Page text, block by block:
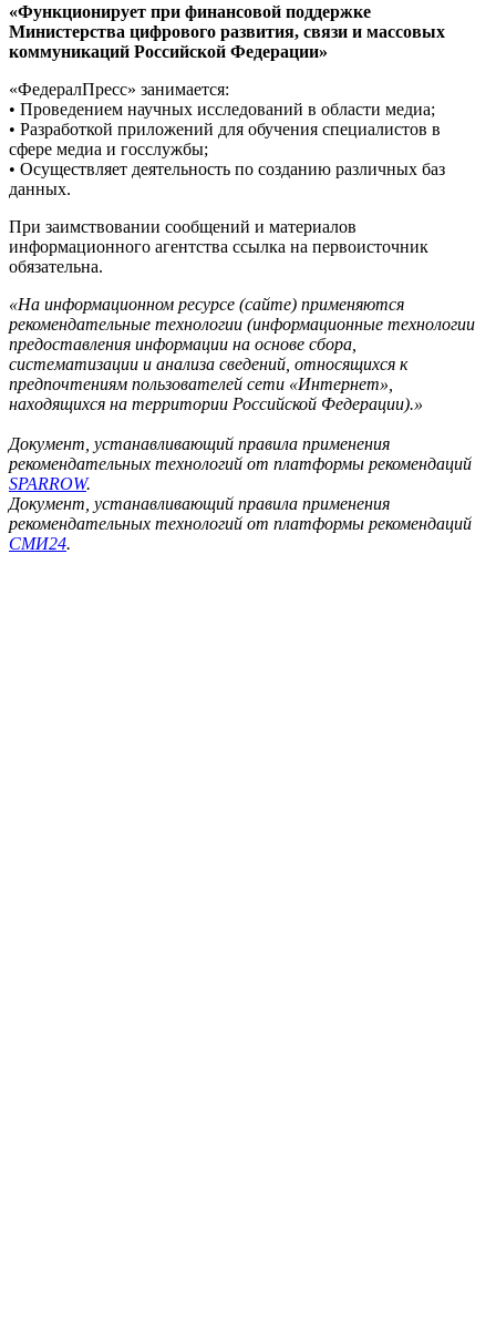
«Функционирует при финансовой поддержке
Министерства цифрового развития, связи и массовых
коммуникаций Российской Федерации»
«ФедералПресс» занимается:
• Проведением научных исследований в области медиа;
• Разработкой приложений для обучения специалистов в
сфере медиа и госслужбы;
• Осуществляет деятельность по созданию различных баз
данных.
При заимствовании сообщений и материалов
информационного агентства ссылка на первоисточник
обязательна.
«На информационном ресурсе (сайте) применяются
рекомендательные технологии (информационные технологии
предоставления информации на основе сбора,
систематизации и анализа сведений, относящихся к
предпочтениям пользователей сети «Интернет»,
находящихся на территории Российской Федерации).»
Документ, устанавливающий правила применения
рекомендательных технологий от платформы рекомендаций
SPARROW.
Документ, устанавливающий правила применения
рекомендательных технологий от платформы рекомендаций
СМИ24.